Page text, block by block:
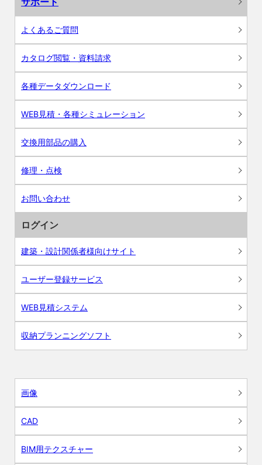
よくあるご質問
カタログ閲覧・資料請求
各種データダウンロード
WEB見積・各種シミュレーション
交換用部品の購入
修理・点検
お問い合わせ
ログイン
建築・設計関係者様向けサイト
ユーザー登録サービス
WEB見積システム
収納プランニングソフト
画像
CAD
BIM用テクスチャー